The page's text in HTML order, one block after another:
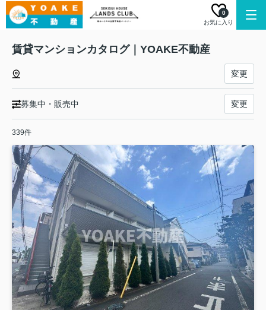
お気に入り
0
賃貸マンションカタログ｜YOAKE不動産
変更
募集中・販売中 変更
339件